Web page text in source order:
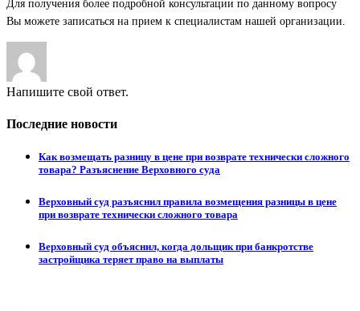
Для получения более подробной консультации по данному вопросу
Вы можете записаться на прием к специалистам нашей организации.
Напишите свой ответ.
Последние новости
Как возмещать разницу в цене при возврате технически сложного
товара? Разъяснение Верховного суда
Верховный суд разъяснил правила возмещения разницы в цене
при возврате технически сложного товара
Верховный суд объяснил, когда дольщик при банкротстве
застройщика теряет право на выплаты